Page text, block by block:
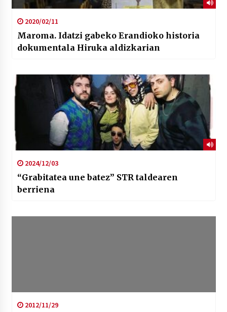
2020/02/11
Maroma. Idatzi gabeko Erandioko historia
dokumentala Hiruka aldizkarian
2024/12/03
“Grabitatea une batez” STR taldearen
berriena
2012/11/29